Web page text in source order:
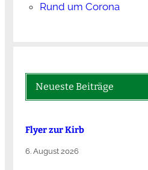
Rund um Corona
Neueste Beiträge
Flyer zur Kirb
6. August 2026